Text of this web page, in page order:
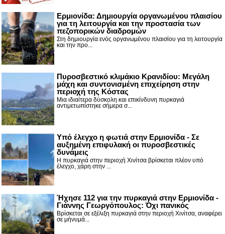
Ερμιονίδα: Δημιουργία οργανωμένου πλαισίου
για τη λειτουργία και την προστασία των
πεζοπορικών διαδρομών
Στη δημιουργία ενός οργανωμένου πλαισίου για τη λειτουργία
και την προ...
Πυροσβεστικό κλιμάκιο Κρανιδίου: Μεγάλη
μάχη και συντονισμένη επιχείρηση στην
περιοχή της Κόστας
Μια ιδιαίτερα δύσκολη και επικίνδυνη πυρκαγιά
αντιμετωπίστηκε σήμερα σ...
Υπό έλεγχο η φωτιά στην Ερμιονίδα - Σε
αυξημένη επιφυλακή οι πυροσβεστικές
δυνάμεις
Η πυρκαγιά στην περιοχή Χινίτσα βρίσκεται πλέον υπό
έλεγχο, χάρη στην ...
Ήχησε 112 για την πυρκαγιά στην Ερμιονίδα -
Γιάννης Γεωργόπουλος: Όχι πανικός
Βρίσκεται σε εξέλιξη πυρκαγιά στην περιοχή Χινίτσα, αναφέρει
σε μήνυμά...